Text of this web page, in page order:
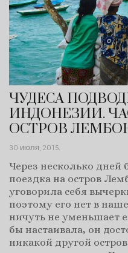
ЧУДЕСА
ИНДОНЕЗИИ.
ОСТРОВ
30 июля, 2015.
Через несколько дней
поездка на остров
уговорила себя
поэтому его нет в
ничуть не уменьшает
бы настаивала, он
никакой другой